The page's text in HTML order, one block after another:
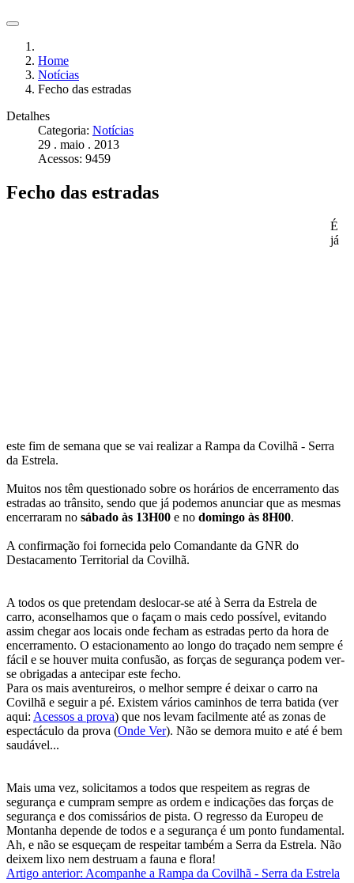
Home
Notícias
Fecho das estradas
Detalhes
Categoria: Notícias
29 . maio . 2013
Acessos: 9459
Fecho das estradas
É
já
este fim de semana que se vai realizar a Rampa da Covilhã - Serra
da Estrela.
Muitos nos têm questionado sobre os horários de encerramento das
estradas ao trânsito, sendo que já podemos anunciar que as mesmas
encerraram no sábado às 13H00 e no domingo às 8H00.
A confirmação foi fornecida pelo Comandante da GNR do
Destacamento Territorial da Covilhã.
A todos os que pretendam deslocar-se até à Serra da Estrela de
carro, aconselhamos que o façam o mais cedo possível, evitando
assim chegar aos locais onde fecham as estradas perto da hora de
encerramento. O estacionamento ao longo do traçado nem sempre é
fácil e se houver muita confusão, as forças de segurança podem ver-
se obrigadas a antecipar este fecho.
Para os mais aventureiros, o melhor sempre é deixar o carro na
Covilhã e seguir a pé. Existem vários caminhos de terra batida (ver
aqui: Acessos a prova) que nos levam facilmente até as zonas de
espectáculo da prova (Onde Ver). Não se demora muito e até é bem
saudável...
Mais uma vez, solicitamos a todos que respeitem as regras de
segurança e cumpram sempre as ordem e indicações das forças de
segurança e dos comissários de pista. O regresso da Europeu de
Montanha depende de todos e a segurança é um ponto fundamental.
Ah, e não se esqueçam de respeitar também a Serra da Estrela. Não
deixem lixo nem destruam a fauna e flora!
Artigo anterior: Acompanhe a Rampa da Covilhã - Serra da Estrela